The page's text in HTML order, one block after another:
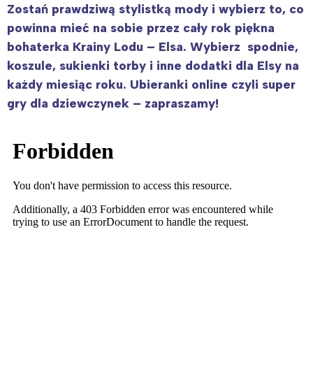
Zostań prawdziwą stylistką mody i wybierz to, co
powinna mieć na sobie przez cały rok piękna
bohaterka Krainy Lodu – Elsa. Wybierz spodnie,
koszule, sukienki torby i inne dodatki dla Elsy na
każdy miesiąc roku. Ubieranki online czyli super
gry dla dziewczynek – zapraszamy!